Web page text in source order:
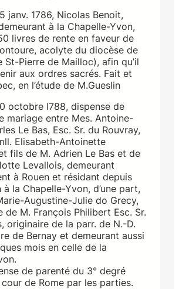
janv. 1786, Nicolas Benoit,
à la Chapelle-Yvon,
livres de rente en faveur de
acolyte du diocèse de
St-Pierre de Mailloc), afin qu’il
aux ordres sacrés. Fait et
en l’étude de M.Gueslin
octobre I788, dispense de
mariage entre Mes. Antoine-
Le Bas, Esc. Sr. du Rouvray,
Elisabeth-Antoinette
fils de M. Adrien Le Bas et de
Levallois, demeurant
à Rouen et résidant depuis
à la Chapelle-Yvon, d’une part,
Augustine-Julie do Grecy,
de M. François Philibert Esc. Sr.
originaire de la parr. de N.-D.
de Bernay et demeurant aussi
mois en celle de la
de parenté du 3° degré
de Rome par les parties.